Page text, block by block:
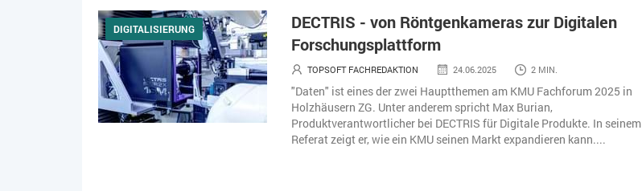
DIGITALISIERUNG
DECTRIS - von Röntgenkameras zur Digitalen
Forschungsplattform
TOPSOFT FACHREDAKTION 24.06.2025 2 MIN.
"Daten" ist eines der zwei Hauptthemen am KMU Fachforum 2025 in
Holzhäusern ZG. Unter anderem spricht Max Burian,
Produktverantwortlicher bei DECTRIS für Digitale Produkte. In seinem
Referat zeigt er, wie ein KMU seinen Markt expandieren kann....